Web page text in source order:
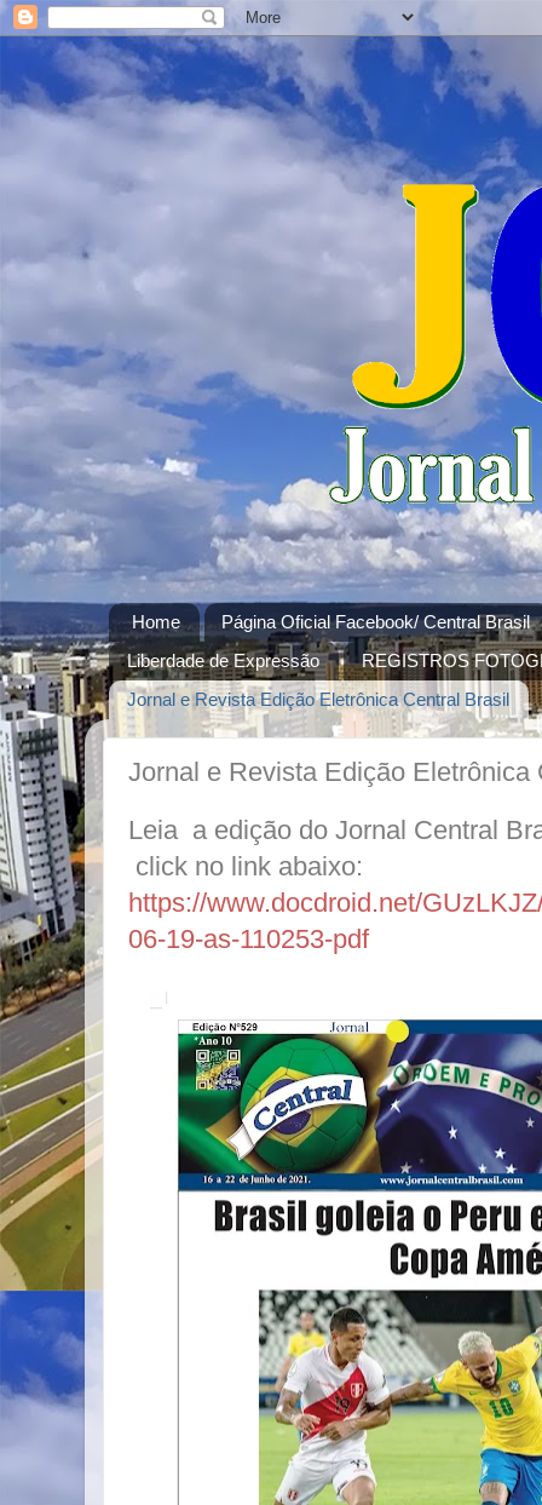
Home
Página Oficial Facebook/ Central Brasil
Liberdade de Expressão
REGISTROS
Jornal e Revista Edição Eletrônica Central Brasil
Jornal e Revista Edição Eletrônica
Leia a edição do Jornal Central
click no link abaixo:
https://www.docdroid.net/
06-19-as-110253-pdf